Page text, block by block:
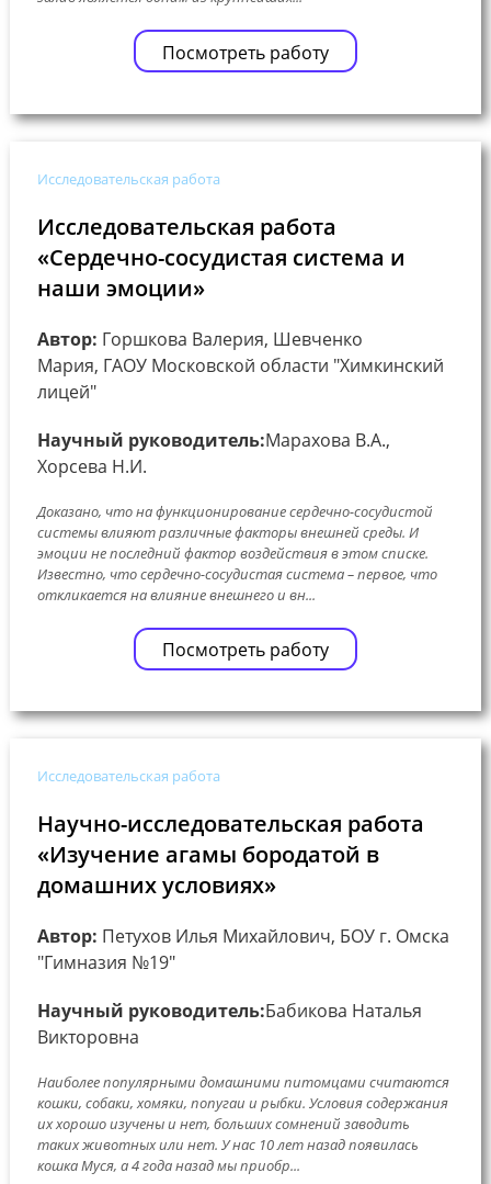
Посмотреть работу
Исследовательская работа
Исследовательская работа
«Сердечно-сосудистая система и
наши эмоции»
Автор: Горшкова Валерия, Шевченко
Мария, ГАОУ Московской области "Химкинский
лицей"
Научный руководитель:Марахова В.А.,
Хорсева Н.И.
Доказано, что на функционирование сердечно-сосудистой
системы влияют различные факторы внешней среды. И
эмоции не последний фактор воздействия в этом списке.
Известно, что сердечно-сосудистая система – первое, что
откликается на влияние внешнего и вн...
Посмотреть работу
Исследовательская работа
Научно-исследовательская работа
«Изучение агамы бородатой в
домашних условиях»
Автор: Петухов Илья Михайлович, БОУ г. Омска
"Гимназия №19"
Научный руководитель:Бабикова Наталья
Викторовна
Наиболее популярными домашними питомцами считаются
кошки, собаки, хомяки, попугаи и рыбки. Условия содержания
их хорошо изучены и нет, больших сомнений заводить
таких животных или нет. У нас 10 лет назад появилась
кошка Муся, а 4 года назад мы приобр...